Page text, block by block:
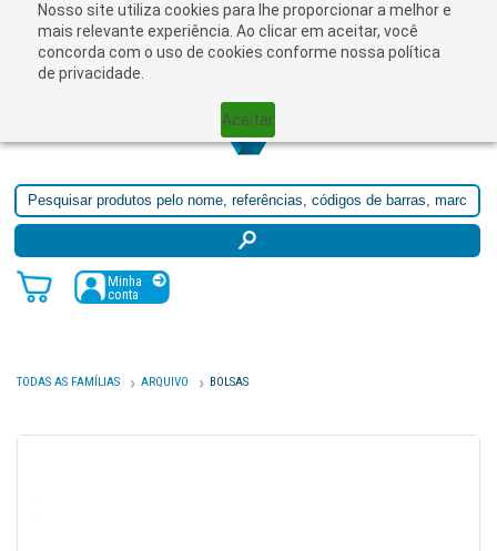
Nosso site utiliza cookies para lhe proporcionar a melhor e
mais relevante experiência. Ao clicar em aceitar, você
concorda com o uso de cookies conforme nossa política
de privacidade.
Aceitar
Minha
conta
TODAS AS FAMÍLIAS ARQUIVO BOLSAS